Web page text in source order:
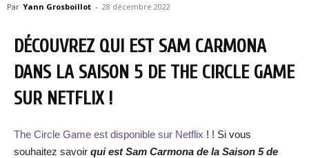
Par Yann Grosboillot - 28 décembre 2022
DÉCOUVREZ QUI EST SAM CARMONA
DANS LA SAISON 5 DE THE CIRCLE GAME
SUR NETFLIX !
The Circle Game est disponible sur Netflix ! ! Si vous
souhaitez savoir qui est Sam Carmona de la Saison 5 de